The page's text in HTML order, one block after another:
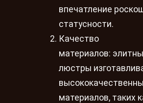
впечатление
статусности.
Качество
материалов:
люстры
материалов, таких